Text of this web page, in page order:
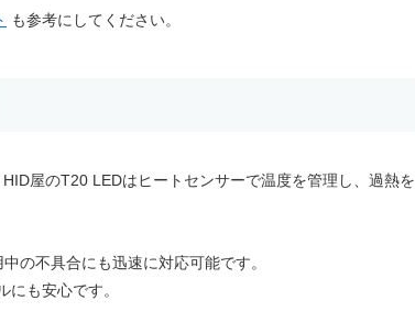
も参考にしてください。
屋のT20 LEDはヒートセンサーで温度を管理し、過熱を
の不具合にも迅速に対応可能です。
も安心です。